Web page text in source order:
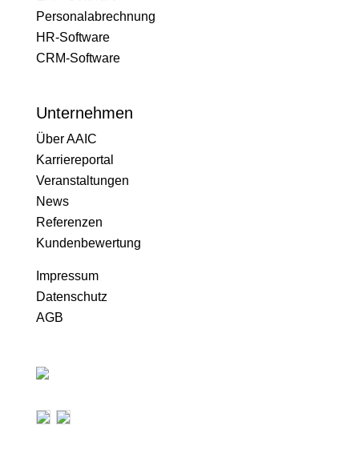
Personalabrechnung
HR-Software
CRM-Software
Unternehmen
Über AAIC
Karriereportal
Veranstaltungen
News
Referenzen
Kundenbewertung
Impressum
Datenschutz
AGB